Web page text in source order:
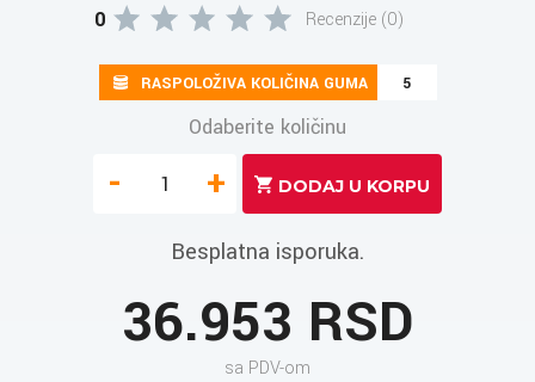
0 Recenzije (0)
RASPOLOŽIVA KOLIČINA GUMA 5
Odaberite količinu
- +
Besplatna isporuka.
36.953 RSD
sa PDV-om